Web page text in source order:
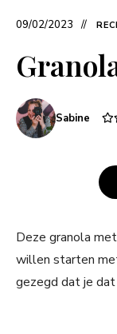
09/02/2023
Sabine
Deze granola
willen starten
gezegd dat je